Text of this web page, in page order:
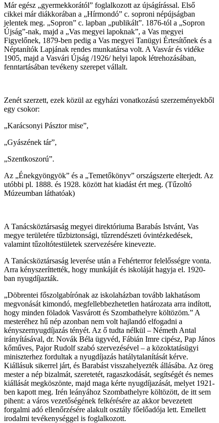
Már egész „gyermekkorától” foglalkozott az újságírással. Első
cikkei már diákkorában a „Hírmondó” c. soproni népújságban
jelentek meg. „Sopron” c. lapban „publikált”. 1876-tól a „Sopron
Újság”-nak, majd a „Vas megyei lapoknak”, a Vas megyei
Figyelőnek, 1879-ben pedig a Vas megyei Tanügyi Értesítőnek és a
Néptanítók Lapjának rendes munkatársa volt. A Vasvár és vidéke
1905, majd a Vasvári Újság /1926/ helyi lapok létrehozásában,
fenntartásában tevékeny szerepet vállalt.
Zenét szerzett, ezek közül az egyházi vonatkozású szerzeményekből
egy csokor:
„Karácsonyi Pásztor mise”,
„Gyászének tár”,
„Szentkoszorú”.
Az „Énekgyöngyök” és a „Temetőkönyv” országszerte elterjedt. Az
utóbbi pl. 1888. és 1928. között hat kiadást ért meg. (Tűzoltó
Múzeumban láthatóak)
A Tanácsköztársaság megyei direktóriuma Barabás Istvánt, Vas
megye területére tűzbiztonsági, tűzrendészeti óvintézkedések,
valamint tűzoltótestületek szervezésére kinevezte.
A Tanácsköztársaság leverése után a Fehérterror felelősségre vonta.
Arra kényszeríttették, hogy munkáját és iskoláját hagyja el. 1920-
ban nyugdíjazták.
„Döbrentei főszolgabírónak az iskolaházban tovább lakhatásom
megvonását kimondó, megfellebbezhetetlen határozata arra indított,
hogy minden föladok Vasvárott és Szombathelyre költözöm.” A
mesteréhez hű nép azonban nem volt hajlandó elfogadni a
kényszernyugdíjazás tényét. Az ő tudta nélkül – Németh Antal
irányításával, dr. Novák Béla ügyvéd, Fábián Imre cipész, Pap János
kőműves, Pajor Rudolf szabó szervezésével – a közoktatásügyi
miniszterhez fordultak a nyugdíjazás hatálytalanítását kérve.
Kiállásuk sikerrel járt, és Barabást visszahelyezték állásába. Az öreg
mester a nép bizalmát, szeretetét, ragaszkodását, segítségét és nemes
kiállását megköszönte, majd maga kérte nyugdíjazását, melyet 1921-
ben kapott meg. Irén leányához Szombathelyre költözött, de itt sem
pihent: a város vezetőségének felkérésére az akkor bevezetett
forgalmi adó ellenőrzésére alakult osztály főelőadója lett. Emellett
irodalmi tevékenységgel is foglalkozott.